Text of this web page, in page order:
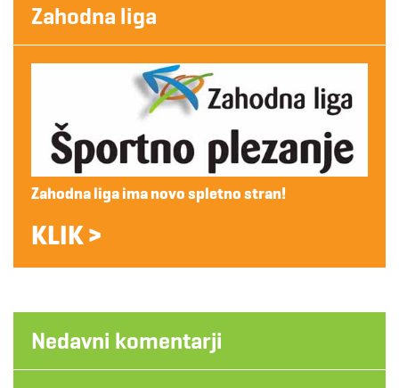
Zahodna liga
Zahodna liga ima novo spletno stran!
KLIK >
Nedavni komentarji